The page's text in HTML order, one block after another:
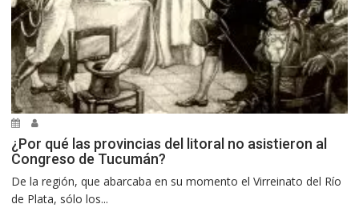
¿Por qué las provincias del litoral no asistieron al
Congreso de Tucumán?
De la región, que abarcaba en su momento el Virreinato del Río
de Plata, sólo los...